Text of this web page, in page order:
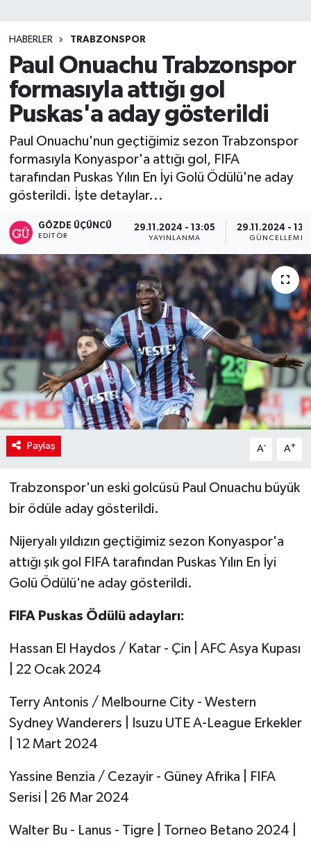
HABERLER TRABZONSPOR
Paul Onuachu Trabzonspor
formasıyla attığı gol
Puskas'a aday gösterildi
Paul Onuachu'nun geçtiğimiz sezon Trabzonspor
formasıyla Konyaspor'a attığı gol, FIFA
tarafından Puskas Yılın En İyi Golü Ödülü'ne aday
gösterildi. İşte detaylar...
GÖZDE ÜÇÜNCÜ
EDITÖR
29.11.2024 - 13:05
YAYINLANMA
29.11.2024 -
GÜNCELLEME
Paylaş A- A+
Trabzonspor'un eski golcüsü Paul Onuachu büyük
bir ödüle aday gösterildi.
Nijeryalı yıldızın geçtiğimiz sezon Konyaspor'a
attığı şık gol FIFA tarafından Puskas Yılın En İyi
Golü Ödülü'ne aday gösterildi.
FIFA Puskas Ödülü adayları:
Hassan El Haydos / Katar - Çin | AFC Asya Kupası
| 22 Ocak 2024
Terry Antonis / Melbourne City - Western
Sydney Wanderers | Isuzu UTE A-League Erkekler
| 12 Mart 2024
Yassine Benzia / Cezayir - Güney Afrika | FIFA
Serisi | 26 Mar 2024
Walter Bu - Lanus - Tigre | Torneo Betano 2024 |
Teknoloji
TRABZON
Yaşam